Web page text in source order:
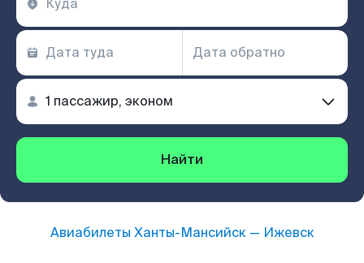
Найти
Авиабилеты Ханты-Мансийск— Ижевск